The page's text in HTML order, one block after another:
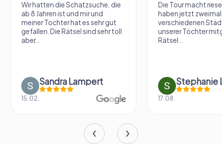
Wir hatten die Schatzsuche, die
ab 8 Jahren ist und mir und
meiner Tochter hat es sehr gut
gefallen. Die Rätsel sind sehr toll
aber...
Sandra Lampert
15.02.
Die Tour macht
haben jetzt zweimal
verschiedenen
unserer Töchter
Rätsel...
Stephanie
17.08.